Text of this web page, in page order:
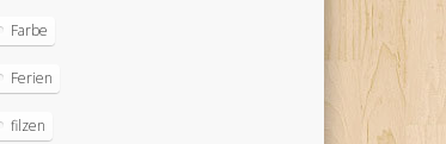
Farbe
Ferien
filzen